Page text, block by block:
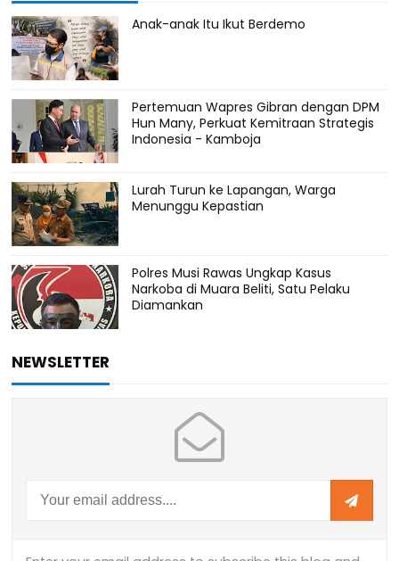
Anak-anak Itu Ikut Berdemo
Pertemuan Wapres Gibran dengan DPM
Hun Many, Perkuat Kemitraan Strategis
Indonesia - Kamboja
Lurah Turun ke Lapangan, Warga
Menunggu Kepastian
Polres Musi Rawas Ungkap Kasus
Narkoba di Muara Beliti, Satu Pelaku
Diamankan
NEWSLETTER